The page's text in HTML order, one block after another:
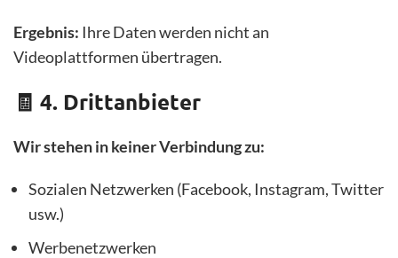
Ergebnis: Ihre Daten werden nicht an
Videoplattformen übertragen.
🧾 4. Drittanbieter
Wir stehen in keiner Verbindung zu:
Sozialen Netzwerken (Facebook, Instagram, Twitter
usw.)
Werbenetzwerken